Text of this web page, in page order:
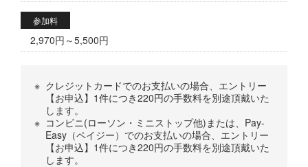
参加料
2,970円～5,500円
※ クレジットカードでのお支払いの場合、エントリー
【お申込】1件につき220円の手数料を別途頂戴いた
します。
※ コンビニ(ローソン・ミニストップ他)または、Pay-
Easy（ペイジー）でのお支払いの場合、エントリー
【お申込】1件につき220円の手数料を別途頂戴いた
します。